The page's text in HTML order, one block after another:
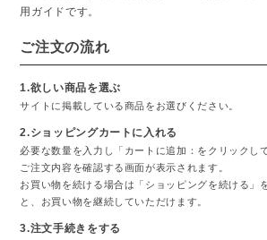
用ガイドです。
ご注文の流れ
1.欲しい商品を選ぶ
サイトに掲載している商品をお選びください。
2.ショッピングカートに入れる
必要な数量を入力し「カートに追加：をクリックし
ご注文内容を確認する画面が表示されます。
お買い物を続ける場合は「ショッピングを続ける」
と、お買い物を継続していただけます。
3.注文手続きをする